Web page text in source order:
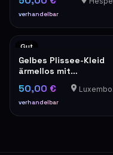
verhandelbar
Gut
Gelbes Plissee-Kleid
ärmellos mit
Stehkragen elegant
50,00 €
verhandelbar
Luxembourg-Cents